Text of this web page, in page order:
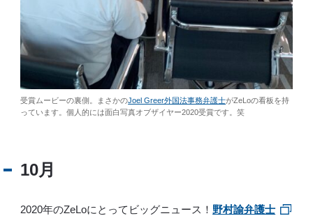
受賞ムービーの裏側。まさかのJoel Greer外国法事務弁護士がZeLoの看板を持
っています。個人的には面白写真オブザイヤー2020受賞です。笑
10月
2020年のZeLoにとってビッグニュース！ 野村諭弁護士